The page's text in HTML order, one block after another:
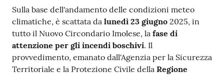
Contenuto
Sulla base dell'andamento delle condizioni meteo
climatiche, è scattata da lunedì 23 giugno 2025, in
tutto il Nuovo Circondario Imolese, la fase di
attenzione per gli incendi boschivi. Il
provvedimento, emanato dall'Agenzia per la Sicurezza
Territoriale e la Protezione Civile della Regione